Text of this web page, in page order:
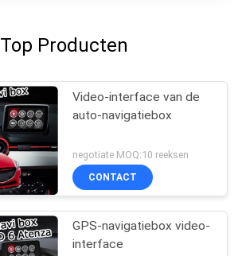
Top Producten
Video-interface van de
auto-navigatiebox
negotiate MOQ:10 reeksen
CONTACT
GPS-navigatiebox video-
interface